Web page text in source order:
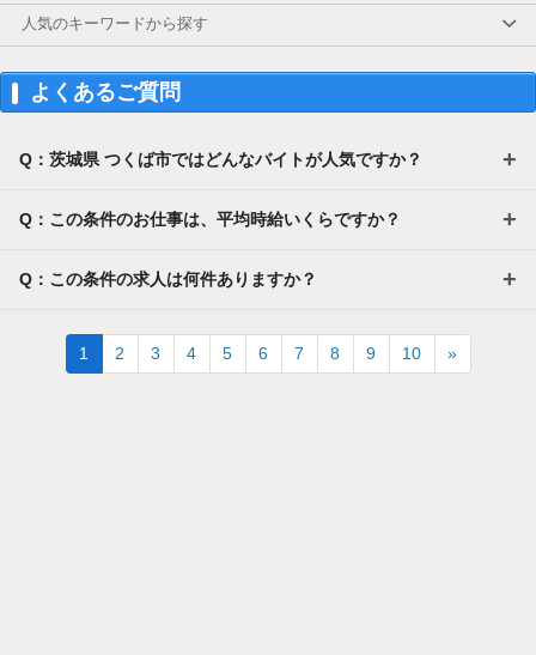
人気のキーワードから探す
よくあるご質問
Q：茨城県 つくば市ではどんなバイトが人気ですか？
Q：この条件のお仕事は、平均時給いくらですか？
Q：この条件の求人は何件ありますか？
1 2 3 4 5 6 7 8 9 10 »Next